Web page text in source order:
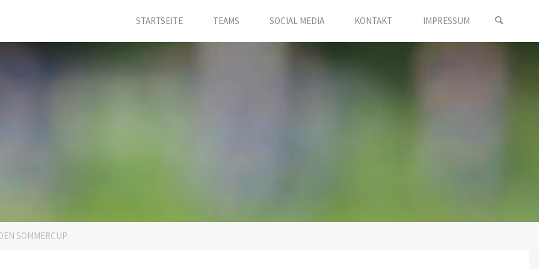
STARTSEITE TEAMS SOCIAL MEDIA KONTAKT IMPRESSUM
SOMMERCUP